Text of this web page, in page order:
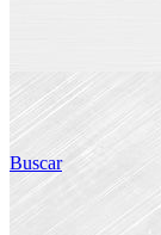
Buscar